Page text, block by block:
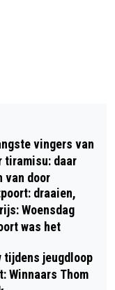
OPOF
vingers van
tiramisu: daar
van door
draaien,
Woensdag
was het
tijdens jeugdloop
Winnaars Thom